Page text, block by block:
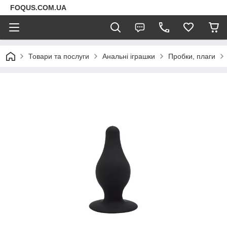
FOQUS.COM.UA
Товари та послуги Анальні іграшки Пробки, плаги